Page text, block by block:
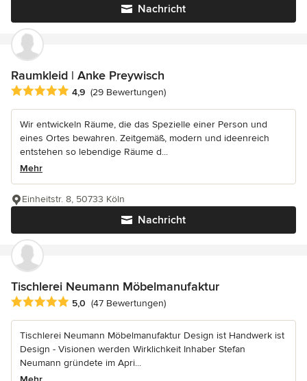
Nachricht
Raumkleid | Anke Preywisch
Durchschnittliche Bewertung: 4.9 von 5 Sternen
4,9 (29 Bewertungen)
Wir entwickeln Räume, die das Spezielle einer Person und
eines Ortes bewahren. Zeitgemäß, modern und ideenreich
entstehen so lebendige Räume d...
Mehr
Nachricht
Einheitstr. 8, 50733 Köln
Tischlerei Neumann Möbelmanufaktur
Durchschnittliche Bewertung: 5 von 5 Sternen
5,0 (47 Bewertungen)
Tischlerei Neumann Möbelmanufaktur Design ist Handwerk ist
Design - Visionen werden Wirklichkeit Inhaber Stefan
Neumann gründete im Apri...